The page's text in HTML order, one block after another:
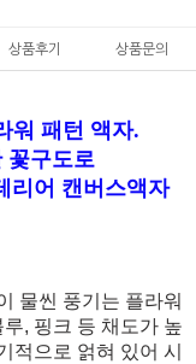
상품후기 상품문의
워 패턴 액자.
꽃구도로
리어 캔버스액자
물씬 풍기는 플라워
, 핑크 등 채도가 높
적으로 얽혀 있어 시